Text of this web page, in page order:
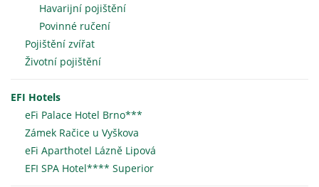
Havarijní pojištění
Povinné ručení
Pojištění zvířat
Životní pojištění
EFI Hotels
eFi Palace Hotel Brno***
Zámek Račice u Vyškova
eFi Aparthotel Lázně Lipová
EFI SPA Hotel**** Superior